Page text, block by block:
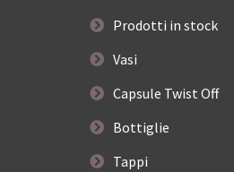
Prodotti in stock
Vasi
Capsule Twist Off
Bottiglie
Tappi